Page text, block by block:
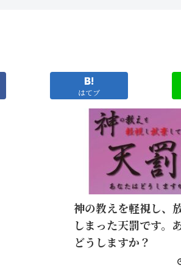
はてブ
神の教えを軽視し、
しまった天罰です。
どうしますか？